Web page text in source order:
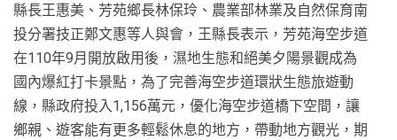
縣長王惠美、芳苑鄉長林保玲、農業部林業及自然保育南
投分署技正鄭文惠等人與會，王縣長表示，芳苑海空步道
在110年9月開放啟用後，濕地生態和絕美夕陽景觀成為
國內爆紅打卡景點，為了完善海空步道環狀生態旅遊動
線，縣政府投入1,156萬元，優化海空步道橋下空間，讓
鄉親、遊客能有更多輕鬆休息的地方，帶動地方觀光，期